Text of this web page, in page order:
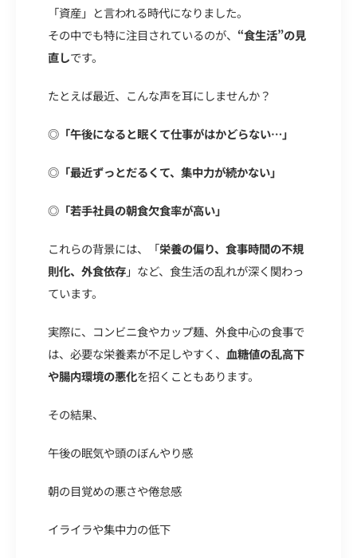
「資産」と言われる時代になりました。
その中でも特に注目されているのが、 “食生活”の見
直しです。
たとえば最近、こんな声を耳にしませんか？
◎「午後になると眠くて仕事がはかどらない…」
◎「最近ずっとだるくて、集中力が続かない」
◎「若手社員の朝食欠食率が高い」
これらの背景には、 「栄養の偏り、食事時間の不規
則化、外食依存」 など、食生活の乱れが深く関わっ
ています。
実際に、コンビニ食やカップ麺、外食中心の食事で
は、必要な栄養素が不足しやすく、 血糖値の乱高下
や腸内環境の悪化を招くこともあります。
その結果、
午後の眠気や頭のぼんやり感
朝の目覚めの悪さや倦怠感
イライラや集中力の低下